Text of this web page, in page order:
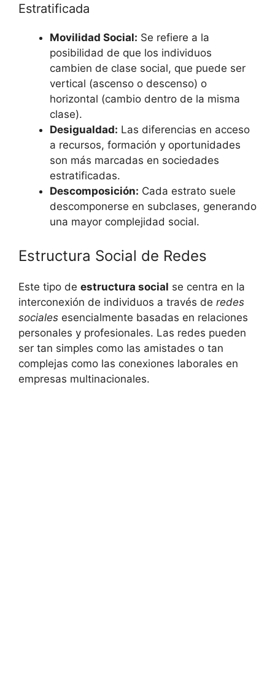
Estratificada
Movilidad Social: Se refiere a la
posibilidad de que los individuos
cambien de clase social, que puede ser
vertical (ascenso o descenso) o
horizontal (cambio dentro de la misma
clase).
Desigualdad: Las diferencias en acceso
a recursos, formación y oportunidades
son más marcadas en sociedades
estratificadas.
Descomposición: Cada estrato suele
descomponerse en subclases, generando
una mayor complejidad social.
Estructura Social de Redes
Este tipo de estructura social se centra en la
interconexión de individuos a través de redes
sociales esencialmente basadas en relaciones
personales y profesionales. Las redes pueden
ser tan simples como las amistades o tan
complejas como las conexiones laborales en
empresas multinacionales.